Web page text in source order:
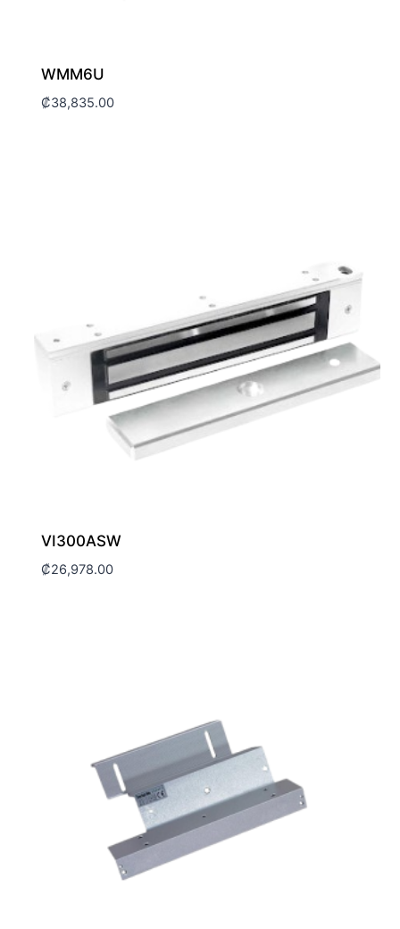
WMM6U
₡38,835.00
VI300ASW
₡26,978.00